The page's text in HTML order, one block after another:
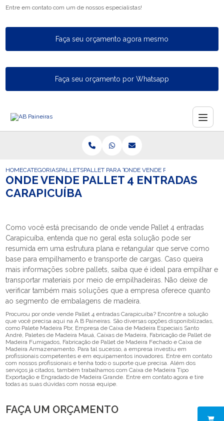
Entre em contato com um de nossos especialistas!
Faça seu orçamento agora mesmo
Faça seu orçamento por Whatsapp
HOMECATEGORIASPALLETSPALLET PARA TAMBORONDE VENDE PALLET 4 ENTRADAS
ONDE VENDE PALLET 4 ENTRADAS
CARAPICUÍBA
Como você está precisando de onde vende Pallet 4 entradas
Carapicuíba, entenda que no geral esta solução pode ser
resumida em uma estrutura plana e retangular que serve como
base para empilhamento e transporte de cargas. Caso queira
mais informações sobre pallets, saiba que é ideal para empilhar e
transportar materiais por meio de empilhadeiras. Não deixe de
verificar também mais soluções que a empresa oferece quanto
ao segmento de embalagens de madeira.
Procurou por onde vende Pallet 4 entradas Carapicuíba? Encontre a solução
que você precisa aqui na A B Paineiras. São diversas opções disponibilizadas,
como Palete Madeira Pbr, Empresa de Caixa de Madeira Especiais Santo
André, Paletes de Madeira Mauá, Caixas de Madeira, Fabricação de Pallet de
Madeira Fumigados, Fabricação de Pallet de Madeira Fechado e Caixa de
Madeira Armazenamento. Para tal sucesso, a empresa investiu em
profissionais competentes e em equipamentos inovadores. Entre em contato
com nossos profissionais e tenha todo o suporte que precisa. Além dos
serviços já citados, também trabalhamos com Caixa de Madeira Tipo
Exportação e Engradado de Madeira Grande. Entre em contato agora e tire
todas as suas dúvidas com nossa equipe.
FAÇA UM ORÇAMENTO